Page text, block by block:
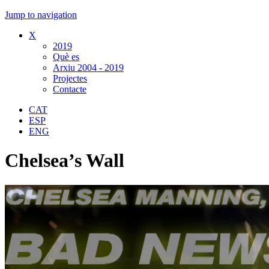
Jump to navigation
X
2019
Què es
Arxiu 2004 - 2019
Projectes
Contacte
CAT
ESP
ENG
Chelsea’s Wall